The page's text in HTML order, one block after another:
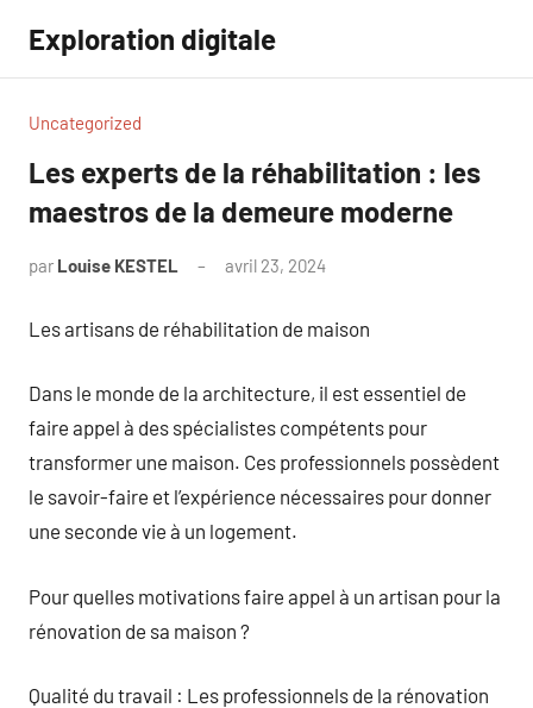
contenu
Exploration digitale
Uncategorized
Les experts de la réhabilitation : les
maestros de la demeure moderne
par Louise KESTEL avril 23, 2024
Les artisans de réhabilitation de maison
Dans le monde de la architecture, il est essentiel de
faire appel à des spécialistes compétents pour
transformer une maison. Ces professionnels possèdent
le savoir-faire et l’expérience nécessaires pour donner
une seconde vie à un logement.
Pour quelles motivations faire appel à un artisan pour la
rénovation de sa maison ?
Qualité du travail : Les professionnels de la rénovation